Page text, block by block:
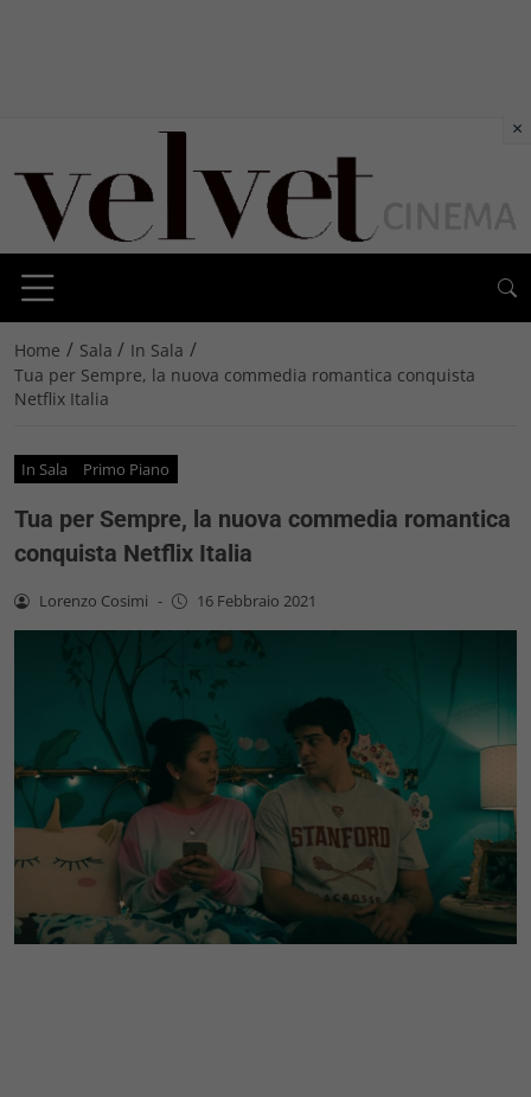
Home / Sala / In Sala /
Tua per Sempre, la nuova commedia romantica conquista
Netflix Italia
In Sala Primo Piano
Tua per Sempre, la nuova commedia romantica
conquista Netflix Italia
Lorenzo Cosimi - 16 Febbraio 2021
×